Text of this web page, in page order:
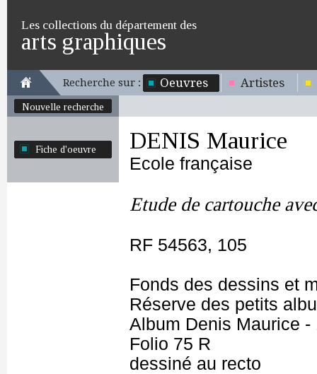
Les collections du département des
arts graphiques
Recherche sur : Oeuvres Artistes
Nouvelle recherche
Fiche d'oeuvre DENIS Maurice
Ecole française
Etude de cartouche
RF 54563, 105
Fonds des dessins et
Réserve des petits
Album Denis Maurice -
Folio 75 R
dessiné au recto